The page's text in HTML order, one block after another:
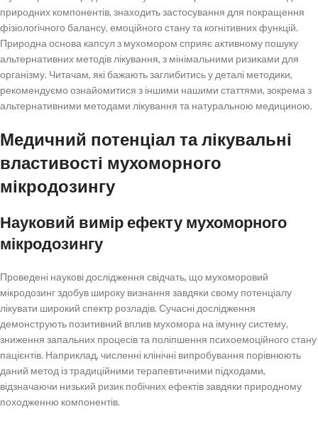
мухоморного мікродозинга
Перспективи розвитку та інтеграція з сучасними
методиками
Мухоморовий мікродозинг це майбутнє сучасної
Інноваційні технології у виробництві капсул
Висновки та перспективи на майбутнє
природних компонентів, знаходить застосування для покращення
фізіологічного балансу, емоційного стану та когнітивних функцій.
Природна основа капсул з мухомором сприяє активному пошуку
альтернативних методів лікування, з мінімальними ризиками для
організму. Читачам, які бажають заглибитись у деталі методики,
рекомендуємо ознайомитися з іншими нашими статтями, зокрема з
альтернативними методами лікування та натуральною медициною.
Медичний потенціал та лікувальні
властивості мухоморного
мікродозингу
Науковий вимір ефекту мухоморного
мікродозингу
Проведені наукові дослідження свідчать, що мухоморовий
мікродозинг здобув широку визнання завдяки свому потенціалу
лікувати широкий спектр розладів. Сучасні дослідження
демонструють позитивний вплив мухомора на імунну систему,
зниження запальних процесів та поліпшення психоемоційного стану
пацієнтів. Наприклад, численні клінічні випробування порівнюють
даний метод із традиційними терапевтичними підходами,
відзначаючи низький ризик побічних ефектів завдяки природному
походженню компонентів.